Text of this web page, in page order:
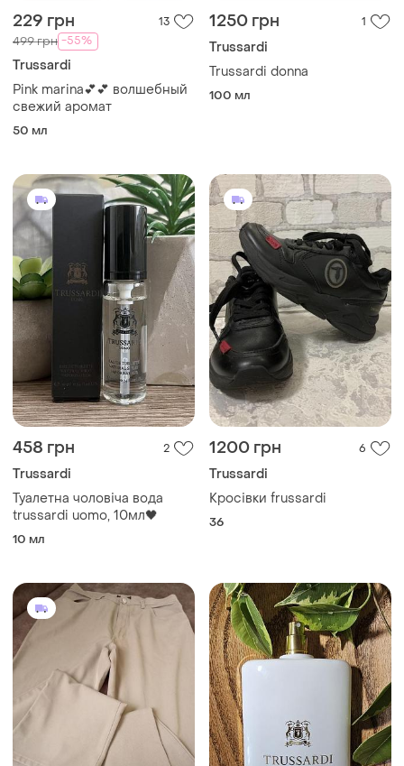
229 грн 13
499 грн -55%
Trussardi
Pink marina💕💕 волшебный
свежий аромат
50 мл
1250 грн 1
Trussardi
Trussardi donna
100 мл
458 грн 2
Trussardi
Туалетна чоловіча вода
trussardi uomo, 10мл🖤
10 мл
1200 грн 6
Trussardi
Кросівки frussardi
36